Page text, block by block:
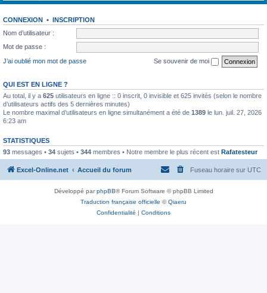
CONNEXION • INSCRIPTION
Nom d’utilisateur :
Mot de passe :
J’ai oublié mon mot de passe
Se souvenir de moi
QUI EST EN LIGNE ?
Au total, il y a 625 utilisateurs en ligne :: 0 inscrit, 0 invisible et 625 invités (selon le nombre
d’utilisateurs actifs des 5 dernières minutes)
Le nombre maximal d’utilisateurs en ligne simultanément a été de 1389 le lun. juil. 27, 2026
6:23 am
STATISTIQUES
93 messages • 34 sujets • 344 membres • Notre membre le plus récent est Rafatesteur
Excel-Online.net Accueil du forum Fuseau horaire sur UTC
Développé parphpBB® Forum Software © phpBB Limited
Traduction française officielle ©Qiaeru
Confidentialité | Conditions